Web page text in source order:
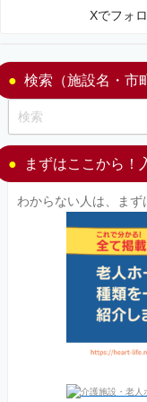
Xでフォ
検索（施設名・市
まずはここから！
わからない人は、まず